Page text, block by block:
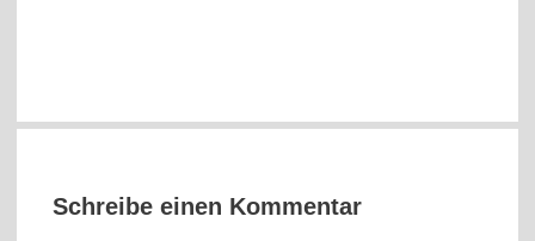
Schreibe einen Kommentar